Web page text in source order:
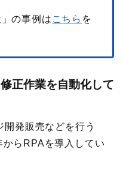
の事例は こちら を
正作業を自動化して
発販売などを行う
からRPAを導入してい